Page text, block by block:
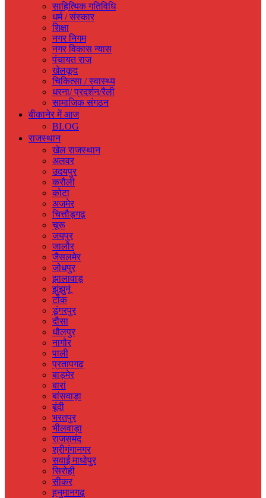
साहित्यिक गतिविधि
धर्म / संस्‍कार
शिक्षा
नगर निगम
नगर विकास न्‍यास
पंचायत राज
खेलकूद
चिकित्‍सा / स्‍वास्‍थ्‍य
धरना/ प्रदर्शन/रैली
सामाजिक संगठन
बीकानेर में आज
BLOG
राजस्‍थान
खेल राजस्‍थान
अलवर
उदयपुर
करौली
कोटा
अजमेर
चित्तौड़गढ़
चूरू
जयपुर
जालौर
जैसलमेर
जोधपुर
झालावाड़
झुंझुनूं
टोंक
डूंगरपुर
दौसा
धौलपुर
नागौर
पाली
प्रतापगढ़
बाड़मेर
बारां
बांसवाड़ा
बूंदी
भरतपुर
भीलवाड़ा
राजसमंद
श्रीगंगानगर
सवाई माधोपुर
सिरोही
सीकर
हनुमानगढ़